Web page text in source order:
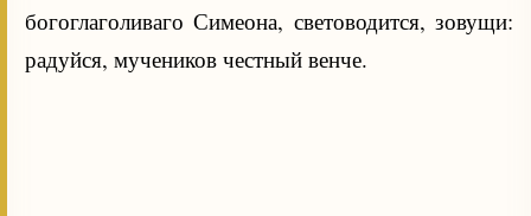
богоглаголиваго Симеона, световодится, зовущи:
радуйся, мучеников честный венче.